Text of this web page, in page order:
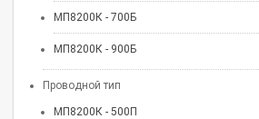
МП8200К - 700Б
МП8200К - 900Б
Проводной тип
МП8200К - 500П